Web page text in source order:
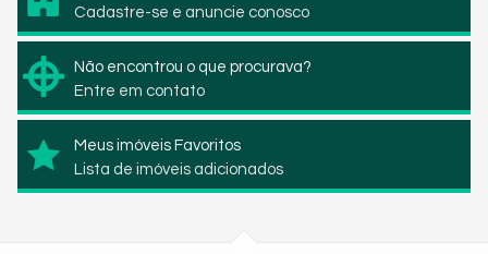
Cadastre-se e anuncie conosco
Não encontrou o que procurava?
Entre em contato
Meus imóveis Favoritos
Lista de imóveis adicionados